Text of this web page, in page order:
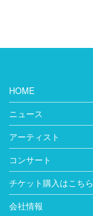
HOME
ニュース
アーティスト
コンサート
チケット購入はこちら
会社情報